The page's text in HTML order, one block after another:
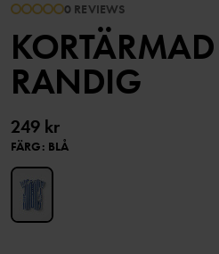
0 REVIEWS
RANDIG
249 kr
FÄRG: BLÅ